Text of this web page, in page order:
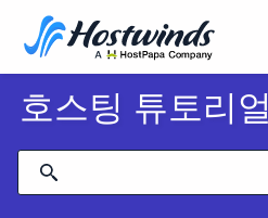
호스팅 튜토리얼